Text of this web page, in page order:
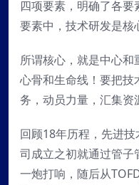
四项要素，明确了各
要素中，技术研发是核
所谓核心，就是中心
心骨和生命线！要把
务，动员力量，汇集资
回顾18年历程，先进
司成立之初就通过管子
一炮打响，随后从